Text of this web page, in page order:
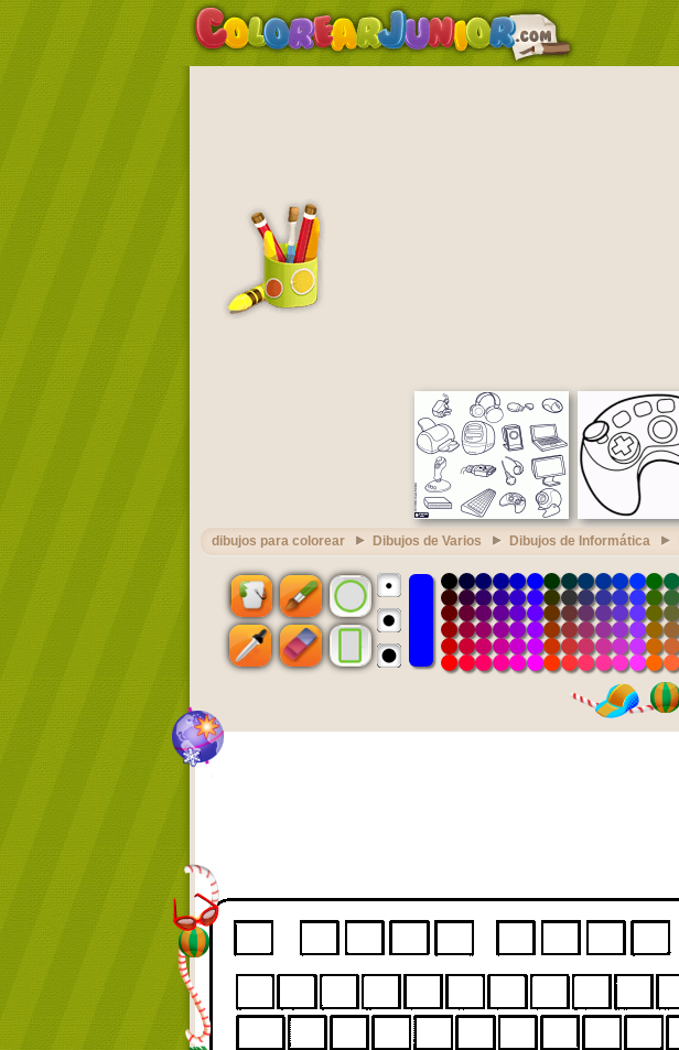
dibujos para colorear Dibujos de Varios Dibujos de Informática